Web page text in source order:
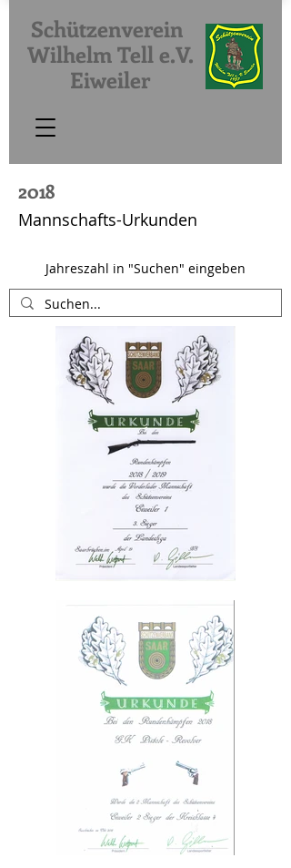
Schützenverein
Wilhelm Tell e.V.
Eiweiler
2018
Mannschafts-Urkunden
Jahreszahl in "Suchen" eingeben